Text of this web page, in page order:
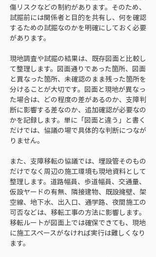
傷リスクなどの制約があります。そのため、
試掘前には関係者と目的を共有し、何を確認
するための試掘なのかを明確にしておく必要
があります。
現地調査や試掘の結果は、既存図面と比較し
て整理します。図面通りであった箇所、図面
と異なった箇所、未確認のまま残った箇所を
分けることが大切です。図面と現地が異なっ
た場合は、どの程度の差があるのか、支障判
断に影響する差なのか、追加確認が必要なの
かを記録します。単に「図面と違う」と書く
だけでは、協議の場で具体的な判断につなが
りません。
また、支障移転の協議では、埋設管そのもの
だけでなく周辺の施工環境も現地資料として
整理します。道路幅員、歩道幅員、交通量、
仮設ヤードの有無、隣接建物、既設擁壁、架
空線、地下水、出入口、通学路、夜間施工の
可否などは、移転工事の方法に影響します。
移転ルートが図面上では確保できても、現地
に施工スペースがなければ実行は難しくなり
ます。